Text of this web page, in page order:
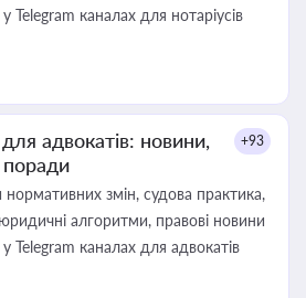
каналах для нотаріусів
адвокатів: новини,
поради
+93
змін, судова практика,
алгоритми, правові новини
каналах для адвокатів